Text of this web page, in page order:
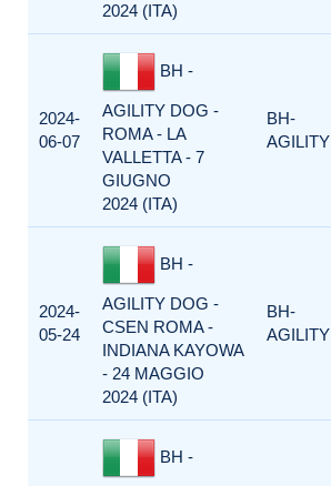
2024 (ITA)
2024-
06-07
BH -
AGILITY DOG -
ROMA - LA
VALLETTA - 7
GIUGNO
2024 (ITA)
BH-
AGILITY
2024-
05-24
BH -
AGILITY DOG -
CSEN ROMA -
INDIANA KAYOWA
- 24 MAGGIO
2024 (ITA)
BH-
AGILITY
BH -